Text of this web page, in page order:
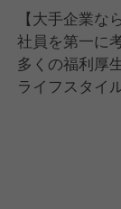
【大手企業な
社員を第一に
多くの福利厚
ライフスタイ
・従業員食
・産休、育休